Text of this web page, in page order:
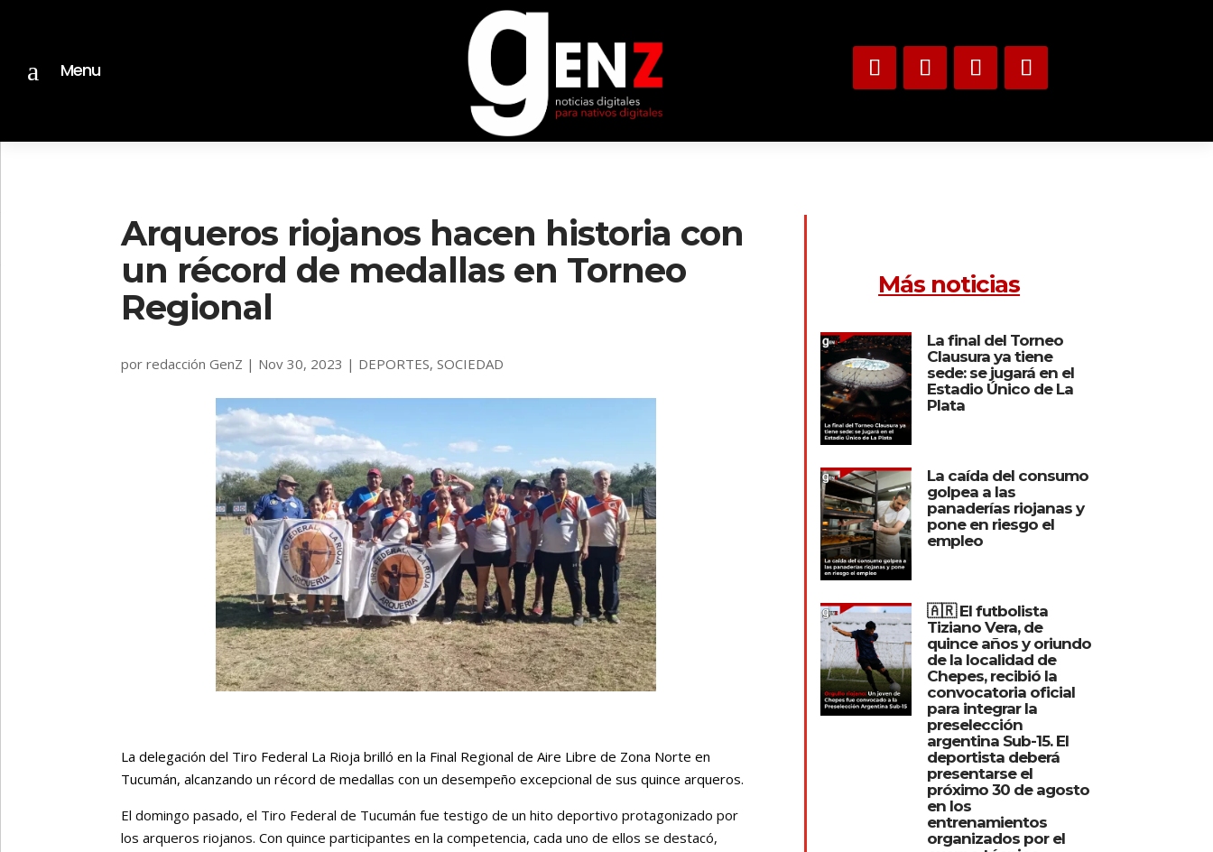
a Menu
Arqueros riojanos hacen historia con
un récord de medallas en Torneo
Regional
porredacción GenZ | Nov 30, 2023 | DEPORTES,SOCIEDAD
La delegación del Tiro Federal La Rioja brilló en la Final Regional de Aire Libre de Zona Norte en
Tucumán, alcanzando un récord de medallas con un desempeño excepcional de sus quince arqueros.
El domingo pasado, el Tiro Federal de Tucumán fue testigo de un hito deportivo protagonizado por
los arqueros riojanos. Con quince participantes en la competencia, cada uno de ellos se destacó,
Más noticias
La final del Torneo
Clausura ya tiene
sede: se jugará en el
Estadio Único de La
Plata
La caída del consumo
golpea a las
panaderías riojanas y
pone en riesgo el
empleo
🇦🇷 El futbolista
Tiziano Vera, de
quince años y oriundo
de la localidad de
Chepes, recibió la
convocatoria oficial
para integrar la
preselección
argentina Sub-15. El
deportista deberá
presentarse el
próximo 30 de agosto
en los
entrenamientos
organizados por el